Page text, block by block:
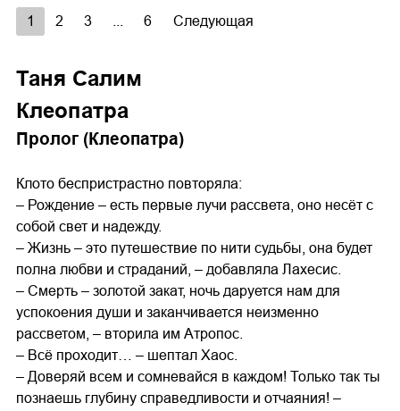
1 2 3 6 Следующая
Таня Салим
Клеопатра
Пролог (Клеопатра)
Клото беспристрастно повторяла:
– Рождение – есть первые лучи рассвета, оно несёт с
собой свет и надежду.
– Жизнь – это путешествие по нити судьбы, она будет
полна любви и страданий, – добавляла Лахесис.
– Смерть – золотой закат, ночь даруется нам для
успокоения души и заканчивается неизменно
рассветом, – вторила им Атропос.
– Всё проходит… – шептал Хаос.
– Доверяй всем и сомневайся в каждом! Только так ты
познаешь глубину справедливости и отчаяния! –